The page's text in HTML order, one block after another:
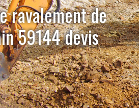
ravalement de
59144 devis